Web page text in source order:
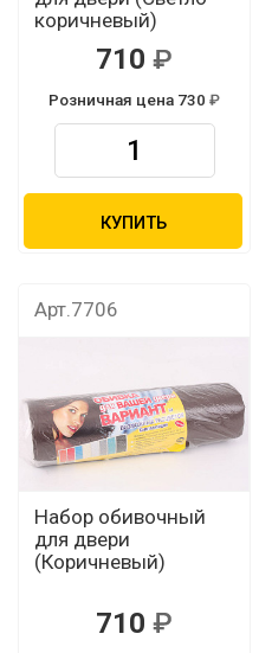
коричневый)
710
Розничная цена 730
КУПИТЬ
Арт.7706
Набор обивочный
для двери
(Коричневый)
710